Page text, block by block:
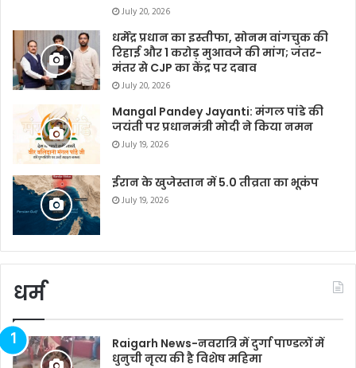
July 20, 2026
धर्मेंद्र प्रधान का इस्तीफा, सोनम वांगचुक की
रिहाई और 1 करोड़ मुआवजे की मांग; जंतर-
मंतर से CJP का केंद्र पर दबाव
July 20, 2026
Mangal Pandey Jayanti: मंगल पांडे की
जयंती पर प्रधानमंत्री मोदी ने किया नमन
July 19, 2026
ईरान के खुजेस्तान में 5.0 तीव्रता का भूकंप
July 19, 2026
धर्म
Raigarh News-नवरात्रि में दुर्गा पाण्डलों में
धुनुची नृत्य की है विशेष महिमा